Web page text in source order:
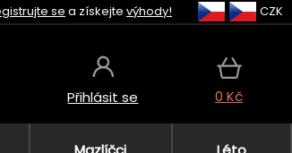
se a získejte výhody! CZK
Přihlásit se 0 Kč